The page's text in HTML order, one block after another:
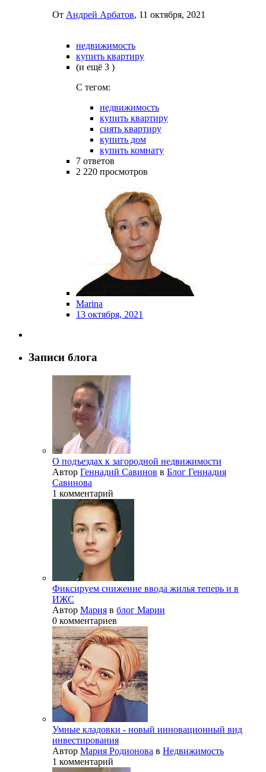
От Андрей Арбатов, 11 октября, 2021
недвижимость
купить квартиру
(и ещё 3 )
C тегом:
недвижимость
купить квартиру
снять квартиру
купить дом
купить комнату
7 ответов
2 220 просмотров
Marina
13 октября, 2021
Записи блога
О подъездах к загородной недвижимости
Автор Геннадий Савинов в Блог Геннадия
Савинова
1 комментарий
Фиксируем снижение ввода жилья теперь и в
ИЖС
Автор Мария в блог Марии
0 комментариев
Умные кладовки - новый инновационный вид
инвестирования
Автор Мария Родионова в Недвижимость
1 комментарий